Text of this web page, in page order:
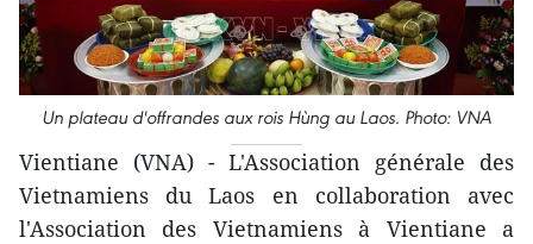
Un plateau d'offrandes aux rois Hùng au Laos. Photo: VNA
Vientiane (VNA) - L'Association générale des
Vietnamiens du Laos en collaboration avec
l'Association des Vietnamiens à Vientiane a